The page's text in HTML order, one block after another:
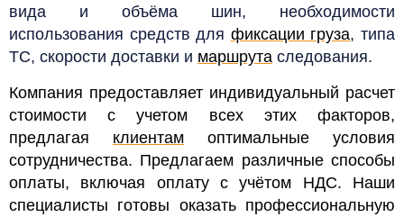
вида и объёма шин, необходимости
использования средств для фиксации груза, типа
ТС, скорости доставки и маршрута следования.
Компания предоставляет индивидуальный расчет
стоимости с учетом всех этих факторов,
предлагая клиентам оптимальные условия
сотрудничества. Предлагаем различные способы
оплаты, включая оплату с учётом НДС. Наши
специалисты готовы оказать профессиональную